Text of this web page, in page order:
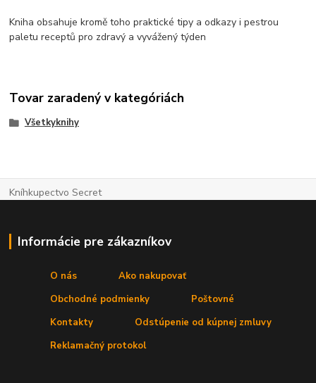
Kniha obsahuje kromě toho praktické tipy a odkazy i pestrou
paletu receptů pro zdravý a vyvážený týden
Tovar zaradený v kategóriách
Všetkyknihy
Kníhkupectvo Secret
Informácie pre zákazníkov
O nás
Ako nakupovať
Obchodné podmienky
Poštovné
Kontakty
Odstúpenie od kúpnej zmluvy
Reklamačný protokol